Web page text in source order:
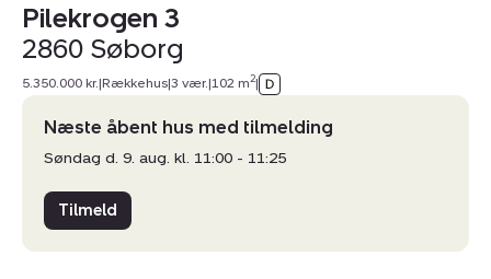
Pilekrogen 3
2860 Søborg
5.350.000 kr.|Rækkehus|3 vær.|102 m2|
Næste åbent hus med tilmelding
Søndag d. 9. aug. kl. 11:00 - 11:25
Tilmeld